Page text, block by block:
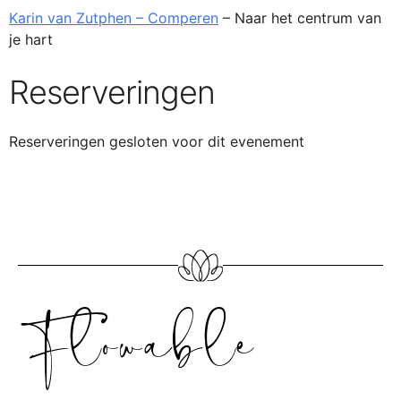
Karin van Zutphen – Comperen – Naar het centrum van
je hart
Reserveringen
Reserveringen gesloten voor dit evenement
Flowable